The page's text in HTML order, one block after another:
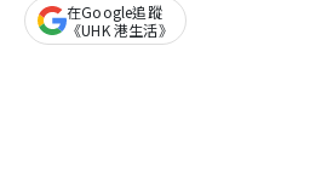
在Google追蹤
《UHK 港生活》